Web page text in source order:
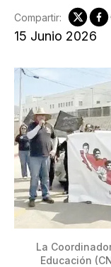
15 Junio 2026
Compartir:
La
Educación